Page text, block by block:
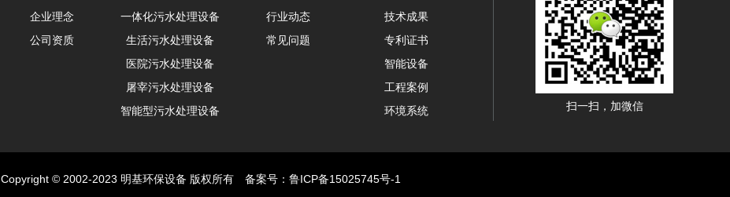
企业理念
公司资质
一体化污水处理设备
生活污水处理设备
医院污水处理设备
屠宰污水处理设备
智能型污水处理设备
行业动态
常见问题
技术成果
专利证书
智能设备
工程案例
环境系统
扫一扫，加微信
Copyright © 2002-2023 明基环保设备 版权所有 备案号： 鲁ICP备15025745号-1